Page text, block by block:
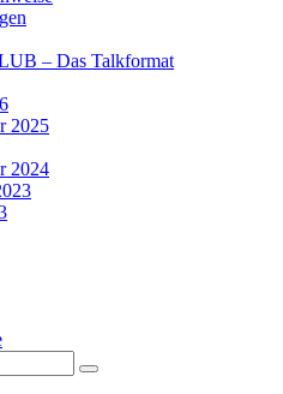
– Das Talkformat
2025
2024